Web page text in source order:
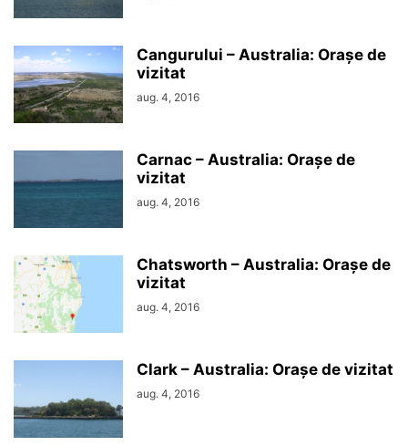
Cangurului – Australia: Orașe de
vizitat
aug. 4, 2016
Carnac – Australia: Orașe de
vizitat
aug. 4, 2016
Chatsworth – Australia: Orașe de
vizitat
aug. 4, 2016
Clark – Australia: Orașe de vizitat
aug. 4, 2016